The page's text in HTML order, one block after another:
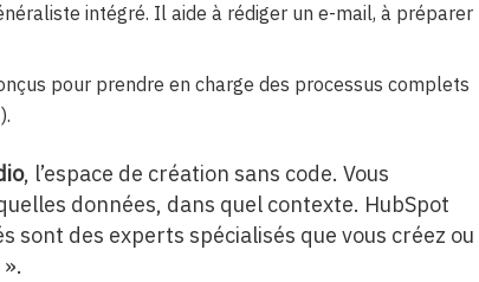
intégré. Il aide à rédiger un e-mail, à préparer
pour prendre en charge des processus complets
, l’espace de création sans code. Vous
données, dans quel contexte. HubSpot
sont des experts spécialisés que vous créez ou